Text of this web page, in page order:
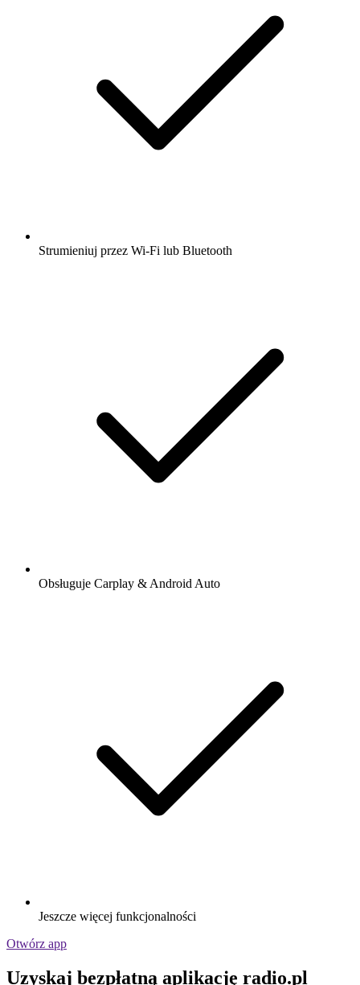
Strumieniuj przez Wi-Fi lub Bluetooth
Obsługuje Carplay & Android Auto
Jeszcze więcej funkcjonalności
Otwórz app
Uzyskaj bezpłatną aplikację radio.pl